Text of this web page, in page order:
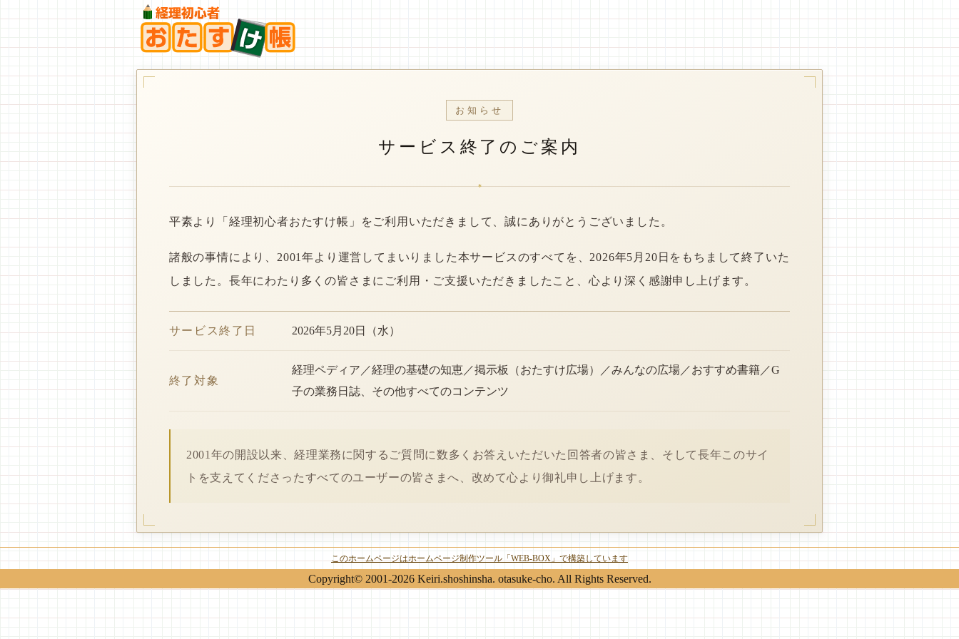
お知らせ
サービス終了のご案内
*
平素より「経理初心者おたすけ帳」をご利用いただきまして、誠にありがとうございました。
諸般の事情により、2001年より運営してまいりました本サービスのすべてを、2026年5月20日をもちまして終了いた
しました。長年にわたり多くの皆さまにご利用・ご支援いただきましたこと、心より深く感謝申し上げます。
サービス終了日 2026年5月20日（水）
終了対象
経理ペディア／経理の基礎の知恵／掲示板（おたすけ広場）／みんなの広場／おすすめ書籍／G
子の業務日誌、その他すべてのコンテンツ
2001年の開設以来、経理業務に関するご質問に数多くお答えいただいた回答者の皆さま、そして長年このサイ
トを支えてくださったすべてのユーザーの皆さまへ、改めて心より御礼申し上げます。
このホームページはホームページ制作ツール「WEB-BOX」で構築しています
Copyright© 2001-2026 Keiri.shoshinsha. otasuke-cho. All Rights Reserved.